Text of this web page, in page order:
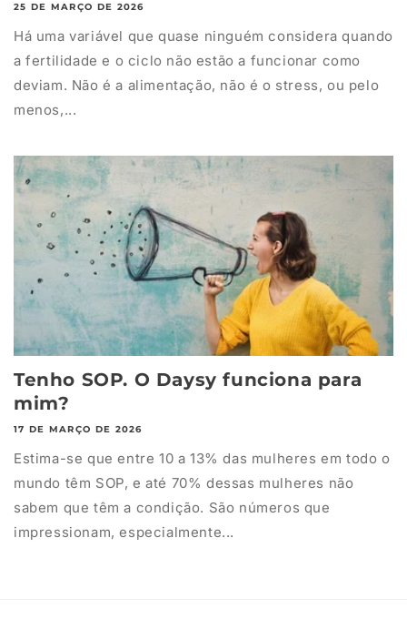
25 DE MARÇO DE 2026
Há uma variável que quase ninguém considera quando
a fertilidade e o ciclo não estão a funcionar como
deviam. Não é a alimentação, não é o stress, ou pelo
menos,...
Tenho SOP. O Daysy funciona para
mim?
17 DE MARÇO DE 2026
Estima-se que entre 10 a 13% das mulheres em todo o
mundo têm SOP, e até 70% dessas mulheres não
sabem que têm a condição. São números que
impressionam, especialmente...